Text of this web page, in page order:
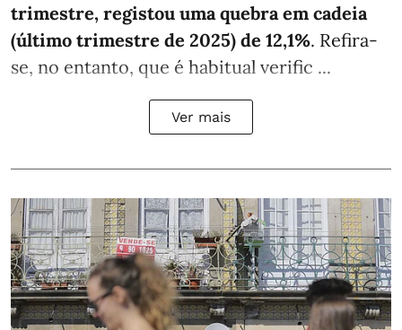
trimestre, registou uma quebra em cadeia
(último trimestre de 2025) de 12,1%. Refira-
se, no entanto, que é habitual verific ...
Ver mais